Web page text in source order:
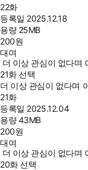
22화
등록일 2025.12.18
용량 25MB
200원
대여
더 이상 관심이 없다며
21화 선택
더 이상 관심이 없다며
21화
등록일 2025.12.04
용량43MB
200원
대여
더 이상 관심이 없다며
20화 선택